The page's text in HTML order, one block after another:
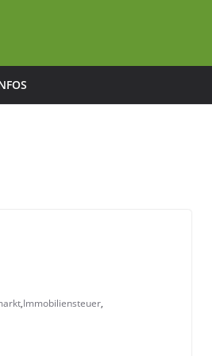
,Immobiliensteuer,